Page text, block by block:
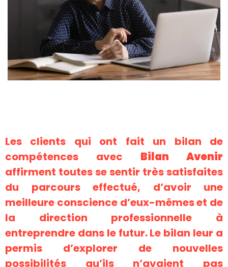
Les clients qui ont fait un bilan de
compétences avec Bilan Avenir
affirment toutes se sentir très satisfaites
du parcours effectué, d’avoir une
meilleure conscience d’eux-mêmes et de
la direction professionnelle à
entreprendre dans le futur. Le bilan leur a
permis d’explorer de nouvelles
possibilités qu’ils n’avaient pas